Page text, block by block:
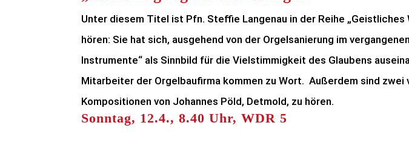
Unter diesem Titel ist Pfn. Steffie Langenau in der Reihe „Geistliches
hören: Sie hat sich, ausgehend von der Orgelsanierung im
Instrumente“ als Sinnbild für die Vielstimmigkeit des Glaubens
Mitarbeiter der Orgelbaufirma kommen zu Wort. Außerdem sind
Kompositionen von Johannes Pöld, Detmold, zu hören.
Sonntag, 12.4., 8.40 Uhr, WDR 5